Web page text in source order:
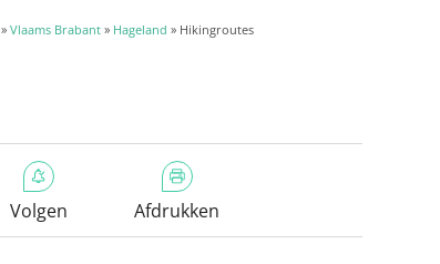
» Vlaams Brabant » Hageland » Hikingroutes
Volgen Afdrukken